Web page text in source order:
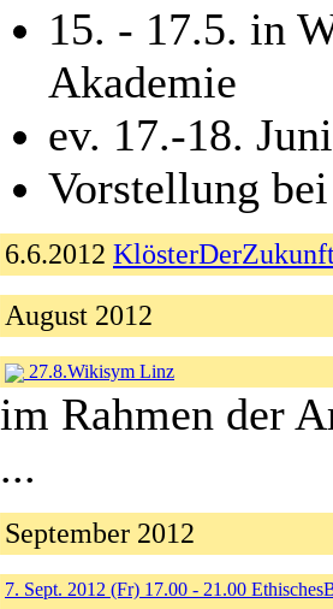
15. - 17.5. in
Akademie
ev. 17.-18.
Vorstellung
6.6.2012
August 2012
27.8.Wikisym Linz
im Rahmen der
...
September 2012
7. Sept. 2012 (Fr) 17.00 - 21.00